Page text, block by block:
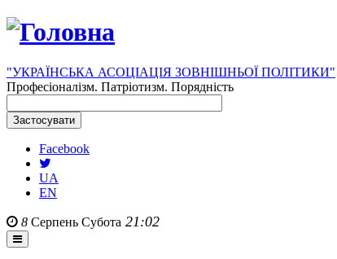
"УКРАЇНСЬКА АСОЦІАЦІЯ ЗОВНІШНЬОЇ ПОЛІТИКИ"
Професіоналізм. Патріотизм. Порядність
Facebook
UA
EN
8 Серпень Субота 21:02